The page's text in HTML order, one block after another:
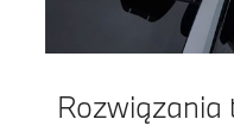
Rozwiązania